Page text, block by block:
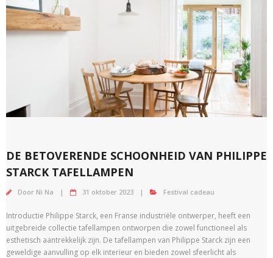
DE BETOVERENDE SCHOONHEID VAN PHILIPPE
STARCK TAFELLAMPEN
Door Ni Na 31 oktober 2023 Festival cadeau
Introductie Philippe Starck, een Franse industriële ontwerper, heeft een
uitgebreide collectie tafellampen ontworpen die zowel functioneel als
esthetisch aantrekkelijk zijn. De tafellampen van Philippe Starck zijn een
geweldige aanvulling op elk interieur en bieden zowel sfeerlicht als